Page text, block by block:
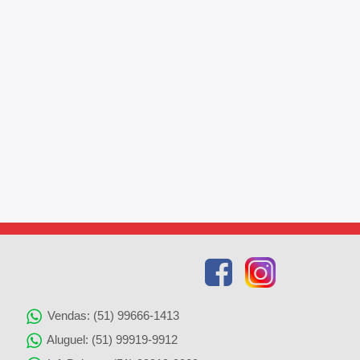
Vendas: (51) 99666-1413
Aluguel: (51) 99919-9912